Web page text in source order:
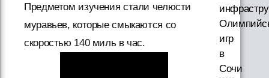
Предметом изучения стали челюсти
муравьев, которые смыкаются со
скоростью 140 миль в час.
игр
в
Сочи